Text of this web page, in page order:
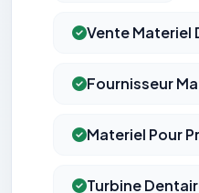
Vente Materiel
Fournisseur
Materiel Pour
Turbine